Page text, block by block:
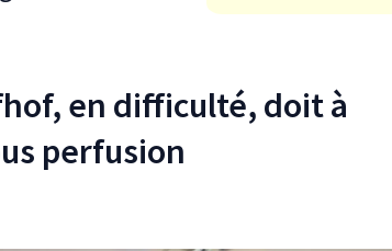
en difficulté, doit à
perfusion